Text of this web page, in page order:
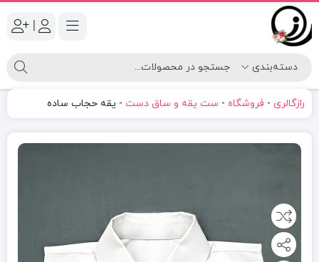
|
رازگالری - فروشگاه - ست یقه و ساق دست - یقه حجاب ساده